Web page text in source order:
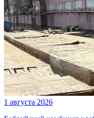
1 августа 2026